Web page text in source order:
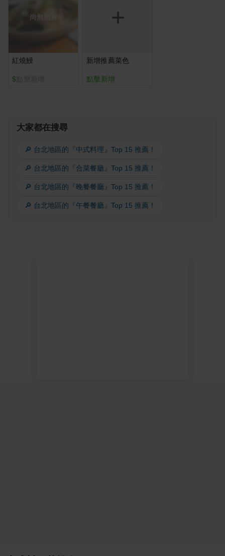
尚無照片
紅燒鰻
$
新增推薦菜色
點擊新增
大家都在搜尋
🔎 台北地區的『中式料理』Top 15 推薦！
🔎 台北地區的『合菜餐廳』Top 15 推薦！
🔎 台北地區的『晚餐餐廳』Top 15 推薦！
🔎 台北地區的『午餐餐廳』Top 15 推薦！